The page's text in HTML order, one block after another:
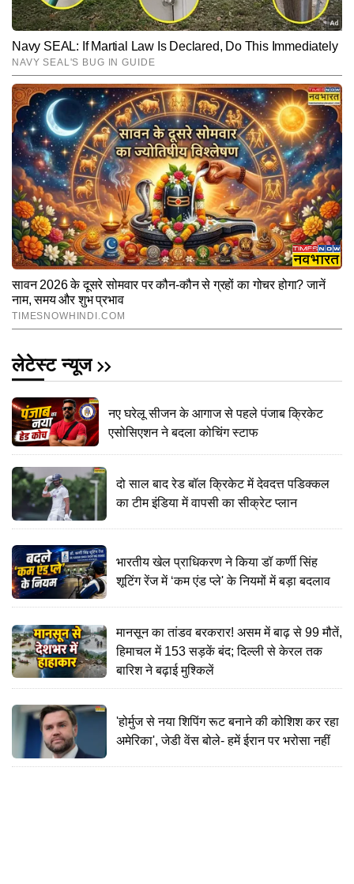
लेटेस्ट न्यूज
नए घरेलू सीजन के आगाज से पहले पंजाब क्रिकेट
एसोसिएशन ने बदला कोचिंग स्टाफ
दो साल बाद रेड बॉल क्रिकेट में देवदत्त पडिक्कल
का टीम इंडिया में वापसी का सीक्रेट प्लान
भारतीय खेल प्राधिकरण ने किया डॉ कर्णी सिंह
शूटिंग रेंज में ‘कम एंड प्ले' के नियमों में बड़ा बदलाव
मानसून का तांडव बरकरार! असम में बाढ़ से 99 मौतें,
हिमाचल में 153 सड़कें बंद; दिल्ली से केरल तक
बारिश ने बढ़ाई मुश्किलें
'होर्मुज से नया शिपिंग रूट बनाने की कोशिश कर रहा
अमेरिका', जेडी वेंस बोले- हमें ईरान पर भरोसा नहीं